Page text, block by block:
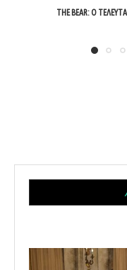
THE BEAR: Ο